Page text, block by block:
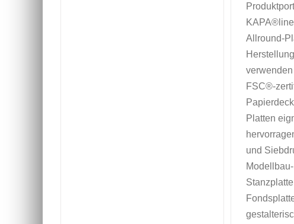
Allround-
FSC®-
Platten
und